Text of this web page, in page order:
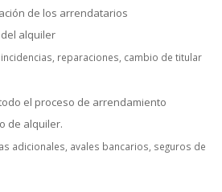
de los arrendatarios
alquiler
reparaciones, cambio de titular
el proceso de arrendamiento
de alquiler.
adicionales, avales bancarios, seguros de